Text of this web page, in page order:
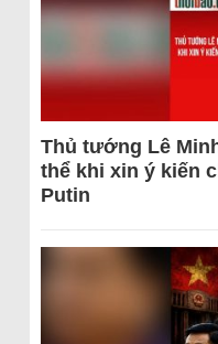
Thủ tướng Lê
thể khi xin ý kiến
Putin